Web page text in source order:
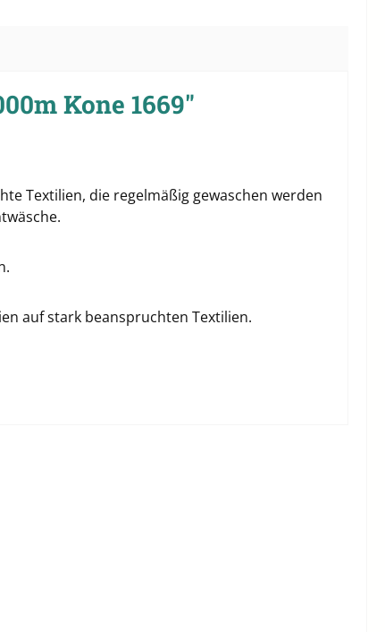
Kone 1669"
Textilien, die regelmäßig gewaschen werden
auf stark beanspruchten Textilien.